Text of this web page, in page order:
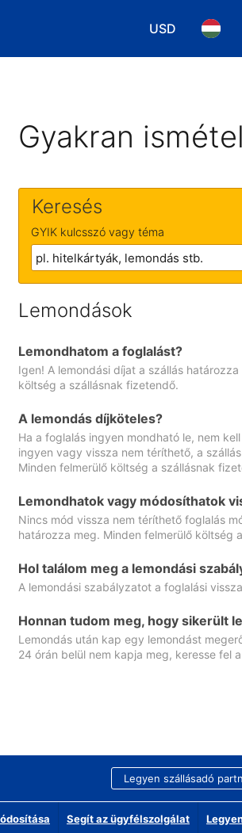
USD
Válasszon
Gyakran
Keresés
GYIK kulcsszó vagy téma
Lemondások
Lemondhatom a foglalást?
Igen! A lemondási díjat a szállás
költség a szállásnak fizetendő.
A lemondás díjköteles?
Ha a foglalás ingyen mondható le, nem
ingyen vagy vissza nem téríthető, a
Minden felmerülő költség a szállásnak
Lemondhatok vagy módosíthatok
Nincs mód vissza nem téríthető foglalás
határozza meg. Minden felmerülő költség
Hol találom meg a lemondási
A lemondási szabályzatot a foglalási
Honnan tudom meg, hogy sikerült
Lemondás után kap egy lemondást
24 órán belül nem kapja meg, keresse fel
Legyen szállásadó
Segít az ügyfélszolgálat